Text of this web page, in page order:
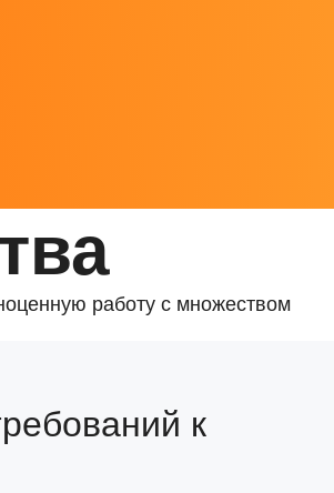
работу с множеством
к